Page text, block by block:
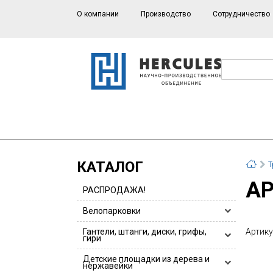
О компании Производство Сотрудничество
КАТАЛОГ
РАСПРОДАЖА!
Велопарковки
Велопарковки HERCULES
Велопарковки для 1 или 2 велосипедов
Велопарковки из нержавейки
Гантели, штанги, диски, грифы,
гири
Гантели, гантельные ряды
Детские площадки из дерева и
нержавейки